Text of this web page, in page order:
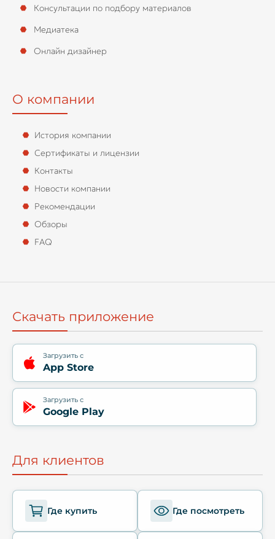
Консультации по подбору материалов
Медиатека
Онлайн дизайнер
О компании
История компании
Сертификаты и лицензии
Контакты
Новости компании
Рекомендации
Обзоры
FAQ
Скачать приложение
Загрузить с
App Store
Загрузить с
Google Play
Для клиентов
Где купить Где посмотреть